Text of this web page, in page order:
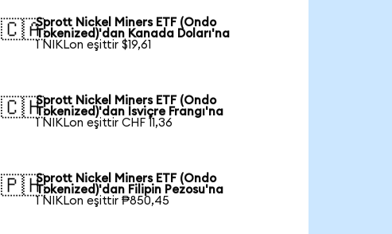
🇨🇦Sprott Nickel Miners ETF (Ondo
Tokenized)'dan Kanada Doları'na
1 NIKLon eşittir $19,61
🇨🇭Sprott Nickel Miners ETF (Ondo
Tokenized)'dan İsviçre Frangı'na
1 NIKLon eşittir CHF 11,36
🇵🇭Sprott Nickel Miners ETF (Ondo
Tokenized)'dan Filipin Pezosu'na
1 NIKLon eşittir ₱850,45